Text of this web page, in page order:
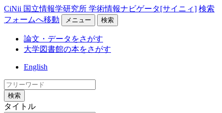
CiNii 国立情報学研究所 学術情報ナビゲータ[サイニィ] 検索
フォームへ移動
メニュー 検索
論文・データをさがす
大学図書館の本をさがす
English
検索
タイトル